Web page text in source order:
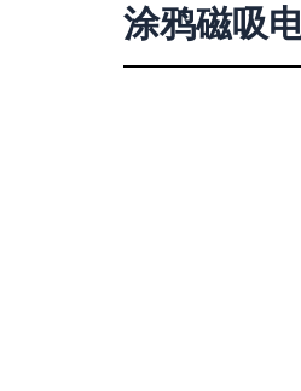
涂鸦磁吸